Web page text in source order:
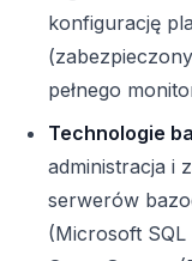
konfigurację
pełnego
Technologie
administracja i
serwerów
(Microsoft